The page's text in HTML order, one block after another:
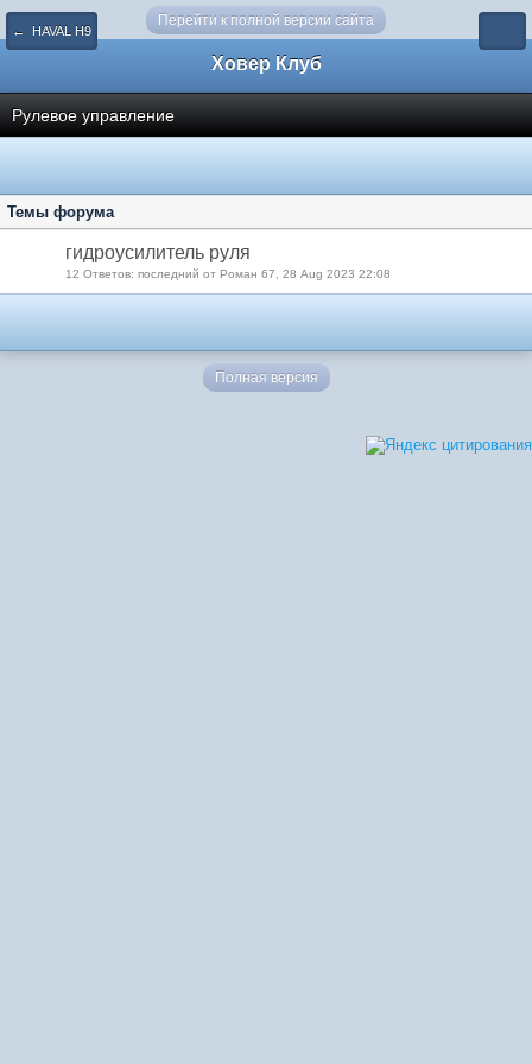
Перейти к полной версии сайта
← HAVAL H9
Ховер Клуб
Рулевое управление
Темы форума
гидроусилитель руля
12 Ответов: последний от Роман 67, 28 Aug 2023 22:08
Полная версия